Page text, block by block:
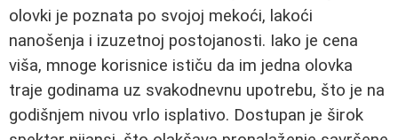
olovki je poznata po svojoj mekoći, lakoći
nanošenja i izuzetnoj postojanosti. Iako je cena
viša, mnoge korisnice ističu da im jedna olovka
traje godinama uz svakodnevnu upotrebu, što je na
godišnjem nivou vrlo isplativo. Dostupan je širok